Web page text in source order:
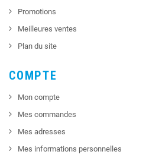
Promotions
Meilleures ventes
Plan du site
COMPTE
Mon compte
Mes commandes
Mes adresses
Mes informations personnelles